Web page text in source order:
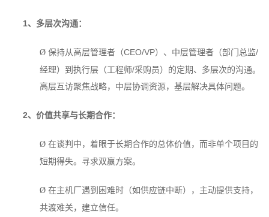
1、多层次沟通：
Ø 保持从高层管理者（CEO/VP）、中层管理者（部门总监/
经理）到执行层（工程师/采购员）的定期、多层次的沟通。
高层互访聚焦战略，中层协调资源，基层解决具体问题。
2、价值共享与长期合作：
Ø 在谈判中，着眼于长期合作的总体价值，而非单个项目的
短期得失。寻求双赢方案。
Ø 在主机厂遇到困难时（如供应链中断），主动提供支持，
共渡难关，建立信任。